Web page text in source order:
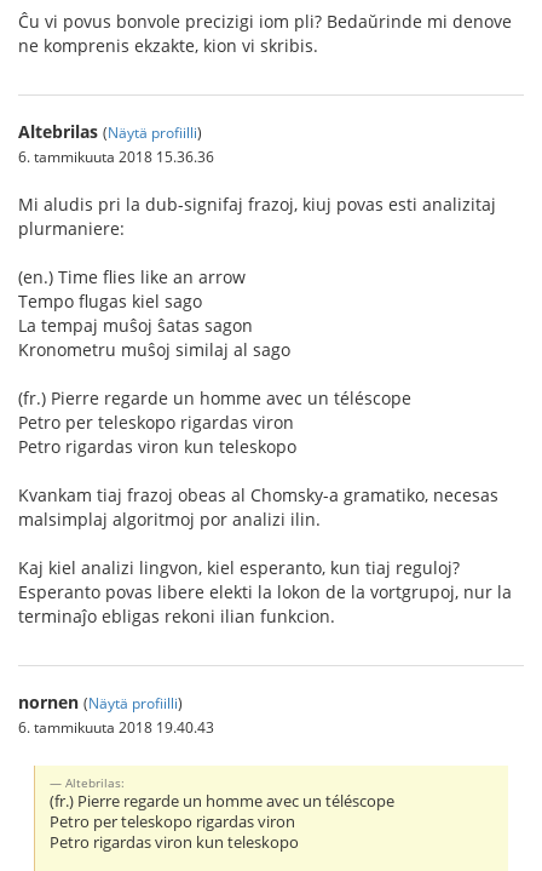
Ĉu vi povus bonvole precizigi iom pli? Bedaŭrinde mi denove
ne komprenis ekzakte, kion vi skribis.
Altebrilas (Näytä profiilli)
6. tammikuuta 2018 15.36.36
Mi aludis pri la dub-signifaj frazoj, kiuj povas esti analizitaj
plurmaniere:
(en.) Time flies like an arrow
Tempo flugas kiel sago
La tempaj muŝoj ŝatas sagon
Kronometru muŝoj similaj al sago
(fr.) Pierre regarde un homme avec un téléscope
Petro per teleskopo rigardas viron
Petro rigardas viron kun teleskopo
Kvankam tiaj frazoj obeas al Chomsky-a gramatiko, necesas
malsimplaj algoritmoj por analizi ilin.
Kaj kiel analizi lingvon, kiel esperanto, kun tiaj reguloj?
Esperanto povas libere elekti la lokon de la vortgrupoj, nur la
terminaĵo ebligas rekoni ilian funkcion.
nornen (Näytä profiilli)
6. tammikuuta 2018 19.40.43
Altebrilas:
(fr.) Pierre regarde un homme avec un téléscope
Petro per teleskopo rigardas viron
Petro rigardas viron kun teleskopo